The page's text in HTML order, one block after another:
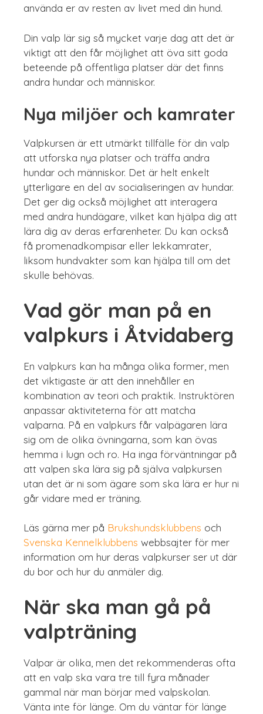
använda er av resten av livet med din hund.
Din valp lär sig så mycket varje dag att det är
viktigt att den får möjlighet att öva sitt goda
beteende på offentliga platser där det finns
andra hundar och människor.
Nya miljöer och kamrater
Valpkursen är ett utmärkt tillfälle för din valp
att utforska nya platser och träffa andra
hundar och människor. Det är helt enkelt
ytterligare en del av socialiseringen av hundar.
Det ger dig också möjlighet att interagera
med andra hundägare, vilket kan hjälpa dig att
lära dig av deras erfarenheter. Du kan också
få promenadkompisar eller lekkamrater,
liksom hundvakter som kan hjälpa till om det
skulle behövas.
Vad gör man på en
valpkurs i Åtvidaberg
En valpkurs kan ha många olika former, men
det viktigaste är att den innehåller en
kombination av teori och praktik. Instruktören
anpassar aktiviteterna för att matcha
valparna. På en valpkurs får valpägaren lära
sig om de olika övningarna, som kan övas
hemma i lugn och ro. Ha inga förväntningar på
att valpen ska lära sig på själva valpkursen
utan det är ni som ägare som ska lära er hur ni
går vidare med er träning.
Läs gärna mer på Brukshundsklubbens och
Svenska Kennelklubbens webbsajter för mer
information om hur deras valpkurser ser ut där
du bor och hur du anmäler dig.
När ska man gå på
valpträning
Valpar är olika, men det rekommenderas ofta
att en valp ska vara tre till fyra månader
gammal när man börjar med valpskolan.
Vänta inte för länge. Om du väntar för länge